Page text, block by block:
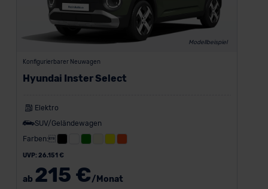
Modellbeispiel
Konfigurierbarer Neuwagen
Hyundai Inster Select
Elektro
SUV/Geländewagen
Farben:
UVP: 26.151 €
ab 215 €/Monat